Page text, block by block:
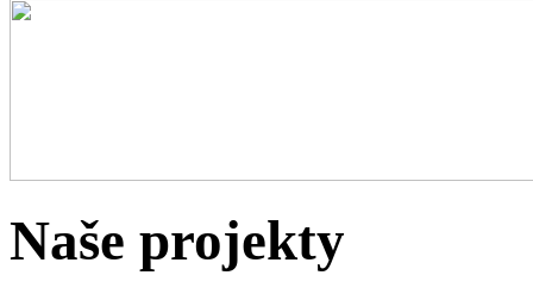
Naše projekty